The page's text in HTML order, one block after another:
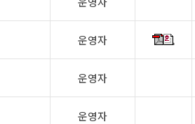
운영자
운영자
운영자